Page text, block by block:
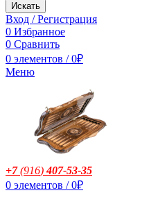
Искать
Вход / Регистрация
0 Избранное
0 Сравнить
0 элементов / 0₽
Меню
+7(916)407-53-35
0 элементов / 0₽